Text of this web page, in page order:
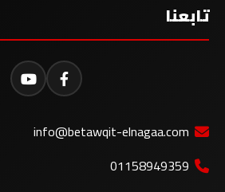
تابعنا
info@betawqit-elnagaa.com
01158949359